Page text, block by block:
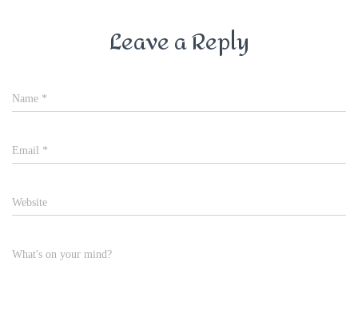
Leave a Reply
Name *
Email *
Website
What's on your mind?